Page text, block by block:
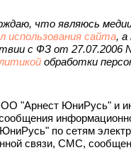
что являюсь
использования сайта,
с ФЗ от 27.07.2006
обработки
"Арнест ЮниРусь" и
по сетям
связи, СМС,